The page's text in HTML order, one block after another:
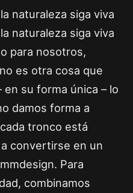
naturaleza siga viva
naturaleza siga viva
para nosotros,
es otra cosa que
su forma única – lo
damos forma a
tronco está
convertirse en un
Para
combinamos